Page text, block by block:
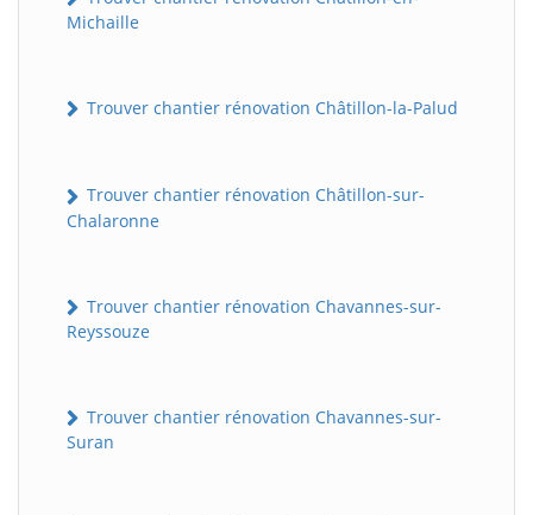
Michaille
Trouver chantier rénovation Châtillon-la-Palud
Trouver chantier rénovation Châtillon-sur-
Chalaronne
Trouver chantier rénovation Chavannes-sur-
Reyssouze
Trouver chantier rénovation Chavannes-sur-
Suran